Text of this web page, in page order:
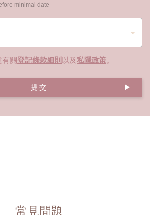
minimal date
有關登記條款細則 以及私隱政策。
提交
常見問題